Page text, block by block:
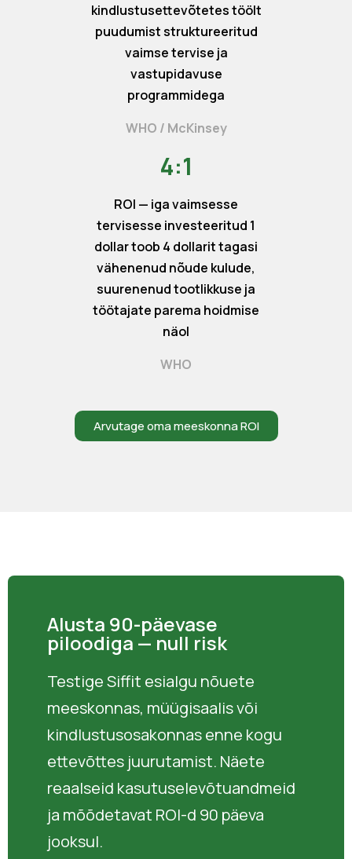
kindlustusettevõtetes töölt
puudumist struktureeritud
vaimse tervise ja
vastupidavuse
programmidega
WHO / McKinsey
4:1
ROI — iga vaimsesse
tervisesse investeeritud 1
dollar toob 4 dollarit tagasi
vähenenud nõude kulude,
suurenenud tootlikkuse ja
töötajate parema hoidmise
näol
WHO
Arvutage oma meeskonna ROI
Alusta 90-päevase
piloodiga — null risk
Testige Siffit esialgu nõuete
meeskonnas, müügisaalis või
kindlustusosakonnas enne kogu
ettevõttes juurutamist. Näete
reaalseid kasutuselevõtuandmeid
ja mõõdetavat ROI-d 90 päeva
jooksul.